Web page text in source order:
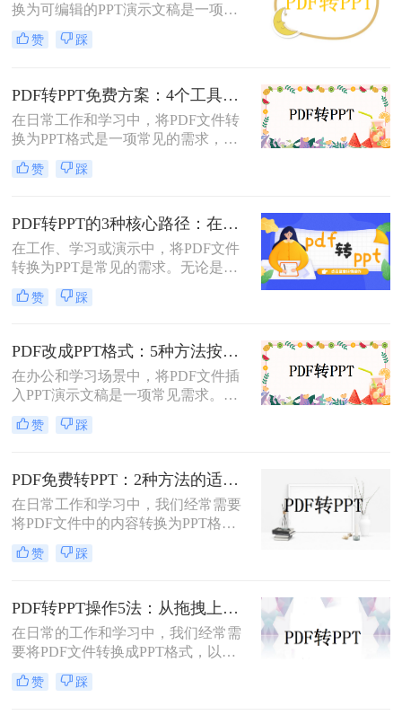
换为可编辑的PPT演示文稿是一项高
频需求。无论是需要修改过时的课
件、提取报告中的数据制作新方案，
速且免费地完成格式转换都能极大提
升工作效率。那么如何免费把pdf转成
PPT呢？
赞 踩
PDF转PPT免费方案：4个工具的文件限制和输出质量对比！
在日常工作和学习中，将PDF文件转
换为PPT格式是一项常见的需求，以
便更好地进行演示和分享。虽然市面
上有许多专业的转换软件和服务，但
费。那么pdf如何免费转换ppt呢？以
下将介绍四种免费将PDF转换为PPT
的方法，帮助用户轻松实现格式转
换。
赞 踩
PDF转PPT的3种核心路径：在线、软件和PPT自带的适用范围！
在工作、学习或演示中，将PDF文件
转换为PPT是常见的需求。无论是整
合报告、课件，还是优化文档展示，
都需要一种高效且保留原格式的方
是几种常用方法的详细解析，帮助你
快速上手。
赞 踩
PDF改成PPT格式：5种方法按页面复杂度选择！
在办公和学习场景中，将PDF文件插
入PPT演示文稿是一项常见需求。无
论是展示报告、图表，还是分享文档
内容，合理选择插入方法能显著提升
改成PPT呢？以下是五种常用方法的
详细说明，帮助您根据需求高效完成
文档整合。
赞 踩
PDF免费转PPT：2种方法的适用场景和操作差异！
在日常工作和学习中，我们经常需要
将PDF文件中的内容转换为PPT格
式，以便于演示和分享。那么PDF如
何转化为PPT免费呢？以下是两种免
PPT的转换。
赞 踩
PDF转PPT操作5法：从拖拽上传到批量转换的完整步骤！
在日常的工作和学习中，我们经常需
要将PDF文件转换成PPT格式，以便
进行编辑、展示和分享。那么PDF怎
么转换成PPT呢？本文将介绍五种将
赞 踩